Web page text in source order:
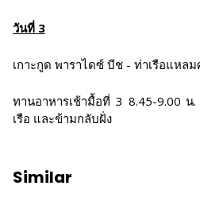
วันที่ 3
เกาะกูด พาราไดซ์ บีช - ท่าเรือแหล
ทานอาหารเช้ามื้อที่ 3 8.45-9.00
เรือ และข้ามกลับฝั่ง
Similar